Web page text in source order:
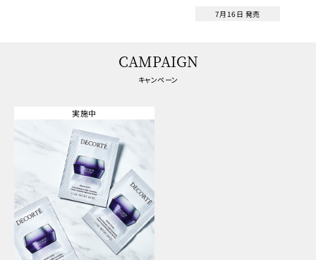
7月16日 発売
CAMPAIGN
キャンペーン
実施中